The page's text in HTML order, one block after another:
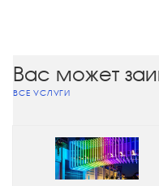
Вас может
ВСЕ УСЛУГИ